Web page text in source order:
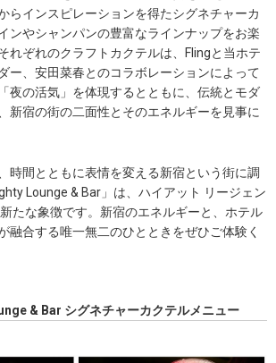
らインスピレーションを得たシグネチャーカ
ンやシャンパンの豊富なラインナップをお楽
れぞれのクラフトカクテルは、Flingと当ホテ
ー、安田菜春とのコラボレーションによって
夜の活気」を体現するとともに、伝統とモダ
新宿の街の二面性とそのエネルギーを見事に
時間とともに表情を変える新宿という街に調
Lounge & Bar」は、ハイアット リージェン
たな象徴です。新宿のエネルギーと、ホテル
融合する唯一無二のひとときをぜひご体験く
& Bar シグネチャーカクテルメニュー